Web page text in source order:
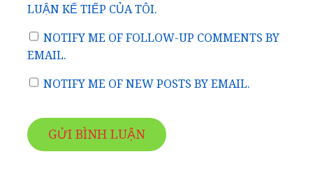
LUẬN KẾ TIẾP CỦA TÔI.
NOTIFY ME OF FOLLOW-UP COMMENTS BY
EMAIL.
NOTIFY ME OF NEW POSTS BY EMAIL.